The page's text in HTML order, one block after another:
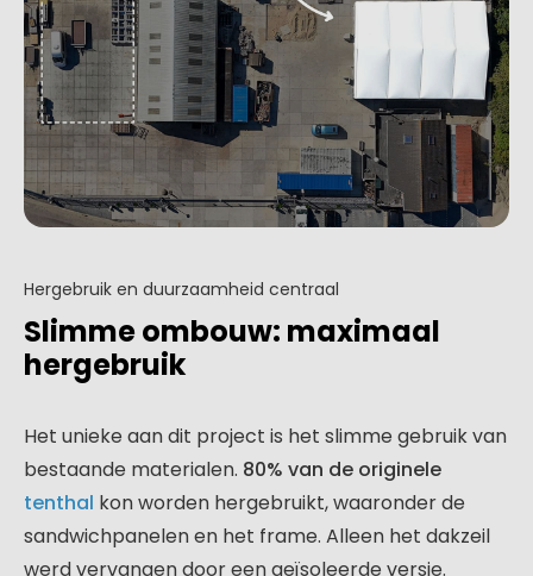
Hergebruik en duurzaamheid centraal
Slimme ombouw: maximaal
hergebruik
Het unieke aan dit project is het slimme gebruik van
bestaande materialen. 80% van de originele
tenthal kon worden hergebruikt, waaronder de
sandwichpanelen en het frame. Alleen het dakzeil
werd vervangen door een geïsoleerde versie.